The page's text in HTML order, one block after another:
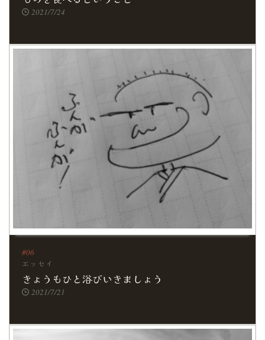
2021/7/24
エッセイ
きょうもひと浴びいきましょう
2021/7/21